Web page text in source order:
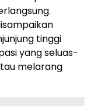
tinggi
yang seluas-
melarang